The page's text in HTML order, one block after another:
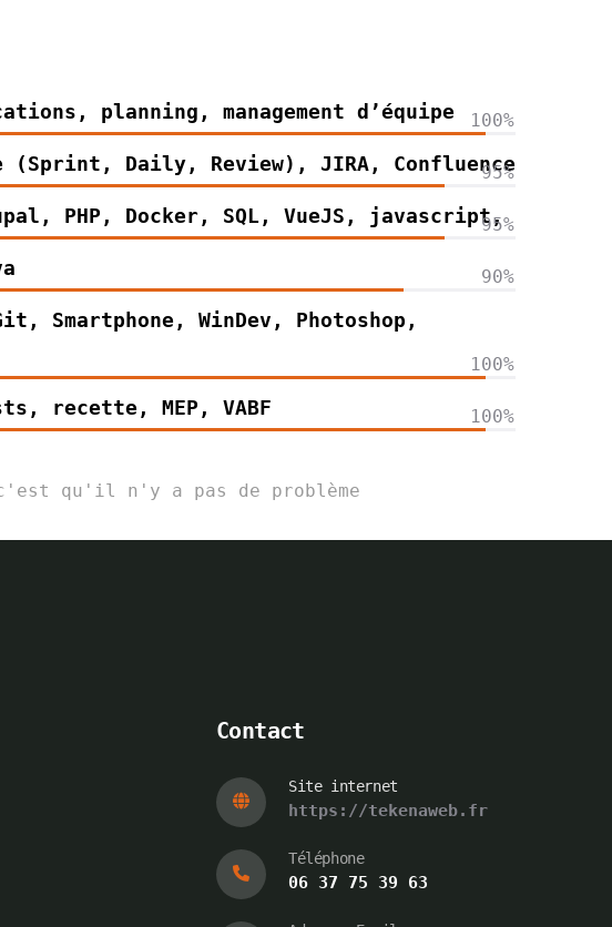
planning, management d’équipe 100%
(Sprint, Daily, Review), JIRA, Confluence
95%
PHP, Docker, SQL, VueJS, javascript,
95%
90%
Smartphone, WinDev, Photoshop,
100%
recette, MEP, VABF 100%
qu'il n'y a pas de problème
Contact
Site internet
https://tekenaweb.fr
Téléphone
06 37 75 39 63